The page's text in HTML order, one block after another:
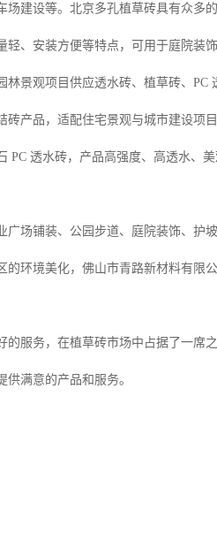
建设等。北京多孔植草砖具有众多
、安装方便等特点，可用于庭院装饰
景观项目供应透水砖、植草砖、PC
产品，适配住宅景观与城市建设项
PC 透水砖，产品高强度、高透水、
场铺装、公园步道、庭院装饰、护
环境美化，佛山市青路新材料有限
服务，在植草砖市场中占据了一席
满意的产品和服务。